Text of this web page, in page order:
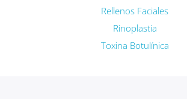
Rellenos Faciales
Rinoplastia
Toxina Botulínica